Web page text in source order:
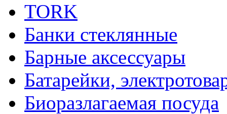
TORK
Банки стеклянные
Барные аксессуары
Батарейки,
Биоразлагаемая посуда